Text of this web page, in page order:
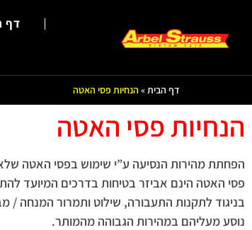
דף
דף הבית» הנחיות פסי האטה
הנחיות פסי האטה
הפחתת מהירות הנסיעה ע”י שימוש בפסי האטה שלא
פסי האטה הינם אביזר בטיחות בדרכים המיועד
בניגוד לתקנות התעבורה, שילוט ותמרור המנחה
נוסע מעליהם במהירות הגבוהה מהמותר.